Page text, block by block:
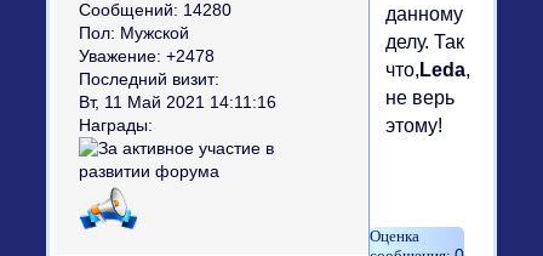
Сообщений: 14280
Пол: Мужской
Уважение: +2478
Последний визит:
Вт, 11 Май 2021 14:11:16
Награды:
данному
делу. Так
что, Leda,
не верь
этому!